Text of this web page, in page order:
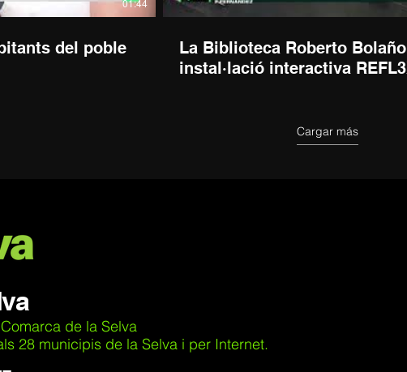
del poble
La Biblioteca Roberto
instal·lació interactiva
Cargar más
de la Selva
28 municipis de la Selva i per Internet.